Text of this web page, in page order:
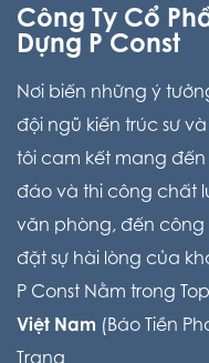
Công Ty Cổ
Dựng P Const
Nơi biến những ý
đội ngũ kiến trúc sư
tôi cam kết mang
đáo và thi công chất
văn phòng, đến công
đặt sự hài lòng của
P Const Nằm trong
Việt Nam (Báo Tiền